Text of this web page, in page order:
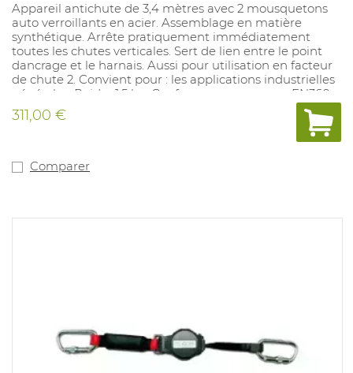
Appareil antichute de 3,4 mètres avec 2 mousquetons
auto verroillants en acier. Assemblage en matière
synthétique. Arrête pratiquement immédiatement
toutes les chutes verticales. Sert de lien entre le point
dancrage et le harnais. Aussi pour utilisation en facteur
de chute 2. Convient pour : les applications industrielles
générales. Poids : 1,5 kg. Conforme aux normes : EN360.
311,00 €
Comparer